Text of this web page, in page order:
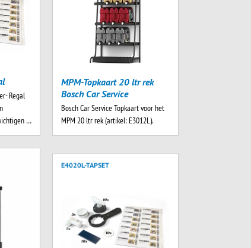
Regal
…
MPM-Topkaart 20 ltr rek
Bosch Car Service
Bosch Car Service Topkaart voor het
MPM 20 ltr rek (artikel: E3012L).